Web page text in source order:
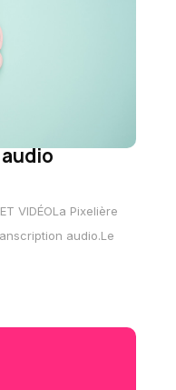
VIDÉOLa Pixelière
audio.Le